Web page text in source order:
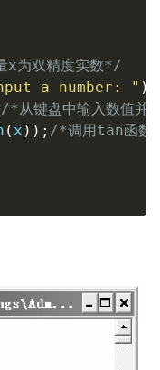
x为双精度实数*/
a number: " )
/*从键盘中输入数值并
( x ) ) ; /*调用tan函数